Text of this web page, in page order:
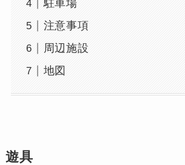
駐車場
注意事項
周辺施設
地図
遊具